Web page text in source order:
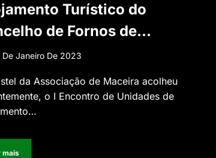
Turístico do
de Fornos de
De Janeiro De 2023
da Associação de Maceira acolheu
o I Encontro de Unidades de
mais